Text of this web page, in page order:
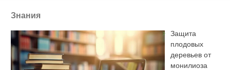
Знания
Защита
плодовых
деревьев от
монилиоза